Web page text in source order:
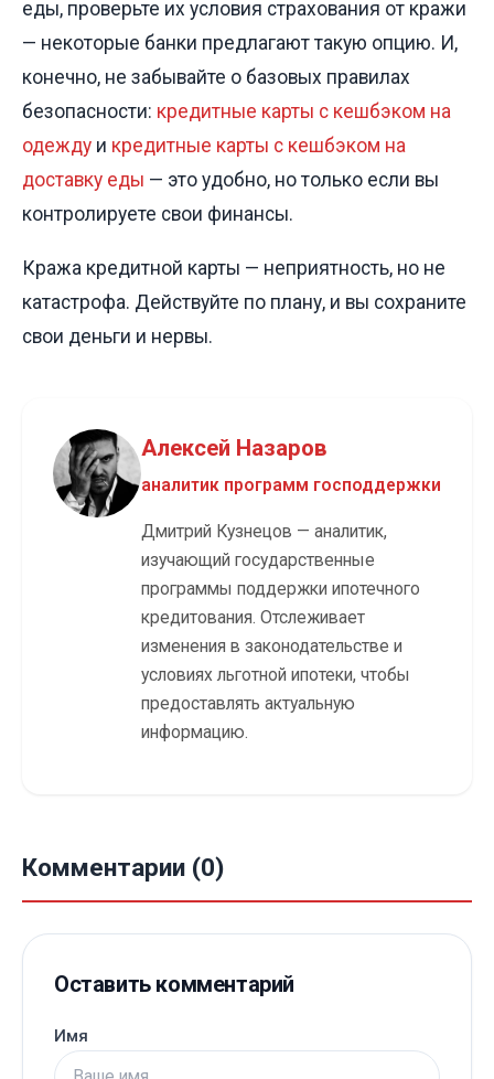
еды, проверьте их условия страхования от кражи
— некоторые банки предлагают такую опцию. И,
конечно, не забывайте о базовых правилах
безопасности: кредитные карты с кешбэком на
одежду и кредитные карты с кешбэком на
доставку еды — это удобно, но только если вы
контролируете свои финансы.
Кража кредитной карты — неприятность, но не
катастрофа. Действуйте по плану, и вы сохраните
свои деньги и нервы.
Алексей Назаров
аналитик программ господдержки
Дмитрий Кузнецов — аналитик,
изучающий государственные
программы поддержки ипотечного
кредитования. Отслеживает
изменения в законодательстве и
условиях льготной ипотеки, чтобы
предоставлять актуальную
информацию.
Комментарии (0)
Оставить комментарий
Имя